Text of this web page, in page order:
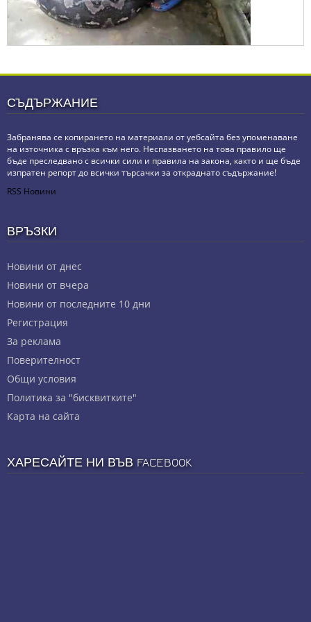
СЪДЪРЖАНИЕ
Забранява се копирането на материали от уебсайта без упоменаване
на източника с връзка към него. Неспазването на това правило ще
бъде преследвано с всички сили и правила на закона, както и ще бъде
изпратен репорт до всички търсачки за откраднато съдържание!
RSS Новини
ВРЪЗКИ
Новини от днес
Новини от вчера
Новини от последните 10 дни
Регистрация
За реклама
Πoвepитeлнocт
Общи условия
Политика за "бисквитките"
Карта на сайта
ХАРЕСАЙТЕ НИ ВЪВ FACEBOOK